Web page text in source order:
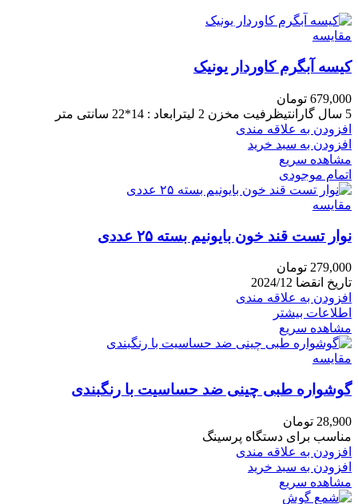
مقایسه
کیسه آبگرم کاوردار یونیک
679,000 تومان
5 سال گارانتیظرفیت مخزن 2 لیترابعاد : 14*22 سانتی متر
افزودن به علاقه مندی
افزودن به سبد خرید
مشاهده سریع
اتمام موجودی
مقایسه
نوار تست قند خون بایونیم بسته ۲۵ عددی
279,000 تومان
تاریخ انقضا 2024/12
افزودن به علاقه مندی
اطلاعات بیشتر
مشاهده سریع
مقایسه
گوشواره طبی چینی ضد حساسیت با رنگبندی
28,900 تومان
مناسب برای دستگاه پرسینگ
افزودن به علاقه مندی
افزودن به سبد خرید
مشاهده سریع